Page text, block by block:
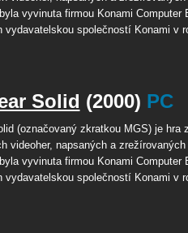
vyvinuta firmou Konami Computer
vydavatelskou společností Konami v
Solid (2000) PC
(označovaný zkratkou MGS) je hra
videoher, napsaných a zrežírovaných
vyvinuta firmou Konami Computer
vydavatelskou společností Konami v